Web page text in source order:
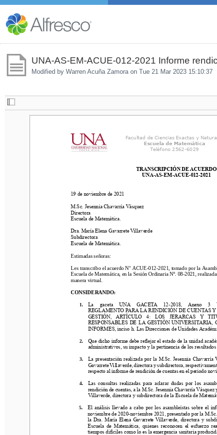
UNA-AS-EM-ACUE-012-2021 Informe
Modified by Warren Acuña Zamora on Tue 21 Mar 2023 15:10:37
Facultad de Ciencias Exactas y Naturales
Escuela de Matemática
Teléfono 2562-6029
TRANSCRIPCIÓN DE ACUERDO
UNA-AS-EM-ACUE-012-2021
19 de noviembre de 2021
M.Sc. Jesennia Chavarría Vásquez
Directora
Escuela de Matemática.
Subdirectora
Escuela de Matemática.
Escuela de Matemática, en la Sesión Ordinaria Nº. 08-2021, realizada el
manera virtual.
REGLAMENTO PARA LA RENDICIÓN DE CUENTAS Y
GESTIÓN,  ARTÍCULO  4:  LOS  JERARCAS  Y
RESPONSABLES DE LA GESTIÓN UNIVERSITARIA,
INFORMES, inciso h. Las Direcciones de Unidades
Que dicho informe debe reflejar el estado de la unidad
administrativos, su impacto y la pertinencia de los resultados
La presentación realizada por la M.Sc. Jesennia Chavarría
Ga
varrete Villaverde, directora y subdirectora, respectivamente,
respecto al informe de rendición de cuentasen el periodo
Las consultas realizadas para aclarar dudas por los
Villaverde, directora y subdirectora de la Escuela de
El análisis llevado a cabo por los asambleístas sobre el
la Dra. María Elena Gavarrete Villaverde, directora y
Escuela de Matemática, quienes reconocen el esfuerzo
tiempos difíciles como lo es la emergencia sanitaria producida
Facultad de Ciencias Exactas y
Escuela de Matemática
Teléfono 2562-6029
TRANSCRIPCIÓN DE ACUERDO
UNA-AS-EM-ACUE-012-2021
19 de noviembre de 2021
M.Sc. Jesennia Chavarría Vásquez
Directora
Escuela de Matemática.
Dra. María Elena Gavarrete Villaverde
Subdirectora
Escuela de Matemática.
Estimadas señoras:
Les transcribo el acuerdo N° ACUE-012-2021, tomado por la
Escuela de Matemática, en la Sesión Ordinaria Nº. 08-2021,
manera virtual.
CONSIDERANDO:
1. La  gaceta  UNA  GACETA  12 -2018,  Anexo  3
REGLAMENTO PARA LA RENDICIÓN DE CUENTAS
GESTIÓN,  ARTÍCULO  4:  LOS  JERARCAS  Y
RESPONSABLES DE LA GESTIÓN UNIVERSITARIA,
INFORMES, inciso h. Las Direcciones de Unidades
2.
Que dicho informe debe reflejar el estado de la unidad
administrativos, su impacto y la pertinencia de los resultados
3.
La presentación realizada por la M.Sc. Jesennia
Gavarrete Villaverde, directora y subdirectora,
respecto al informe de rendición de cuentas en el periodo
4. Las consultas realizadas para aclarar dudas por los
rendición de cuentas, a la M.Sc. Jesennia Chavarría
Villaverde, directora y subdirectora de la Escuela de
5. El análisis llevado a cabo por los asambleístas sobre el
noviembre de 2020-noviembre 2021, presentado por la
la Dra. María Elena Gavarrete Villaverde, directora y
Escuela de Matemática, quienes reconocen el esfuerzo
tiempos difíciles como lo es la emergencia sanitaria